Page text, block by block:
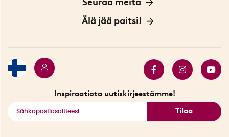
Sopimusehdot
Myymälä Tukholmassa
Innovaattoriblogi
Älä jää paitsi!
Inspiraatiota uutiskirjeestämme!
Tilaa